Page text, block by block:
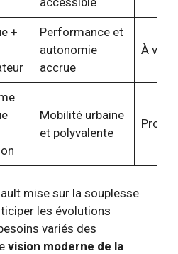
+
Performance et
autonomie
accrue
À venir
Mobilité urbaine
et polyvalente
mise sur la souplesse
les évolutions
variés des
vision moderne de la